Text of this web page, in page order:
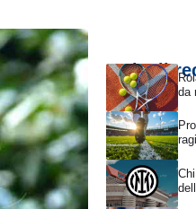
Articoli
da